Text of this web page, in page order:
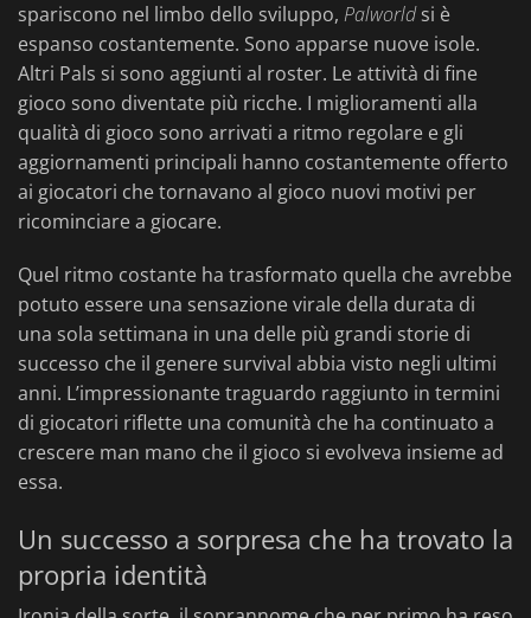
spariscono nel limbo dello sviluppo, Palworldsi è
espanso costantemente. Sono apparse nuove isole.
Altri Pals si sono aggiunti al roster. Le attività di fine
gioco sono diventate più ricche. I miglioramenti alla
qualità di gioco sono arrivati a ritmo regolare e gli
aggiornamenti principali hanno costantemente offerto
ai giocatori che tornavano al gioco nuovi motivi per
ricominciare a giocare.
Quel ritmo costante ha trasformato quella che avrebbe
potuto essere una sensazione virale della durata di
una sola settimana in una delle più grandi storie di
successo che il genere survival abbia visto negli ultimi
anni. L’impressionante traguardo raggiunto in termini
di giocatori riflette una comunità che ha continuato a
crescere man mano che il gioco si evolveva insieme ad
essa.
Un successo a sorpresa che ha trovato la
propria identità